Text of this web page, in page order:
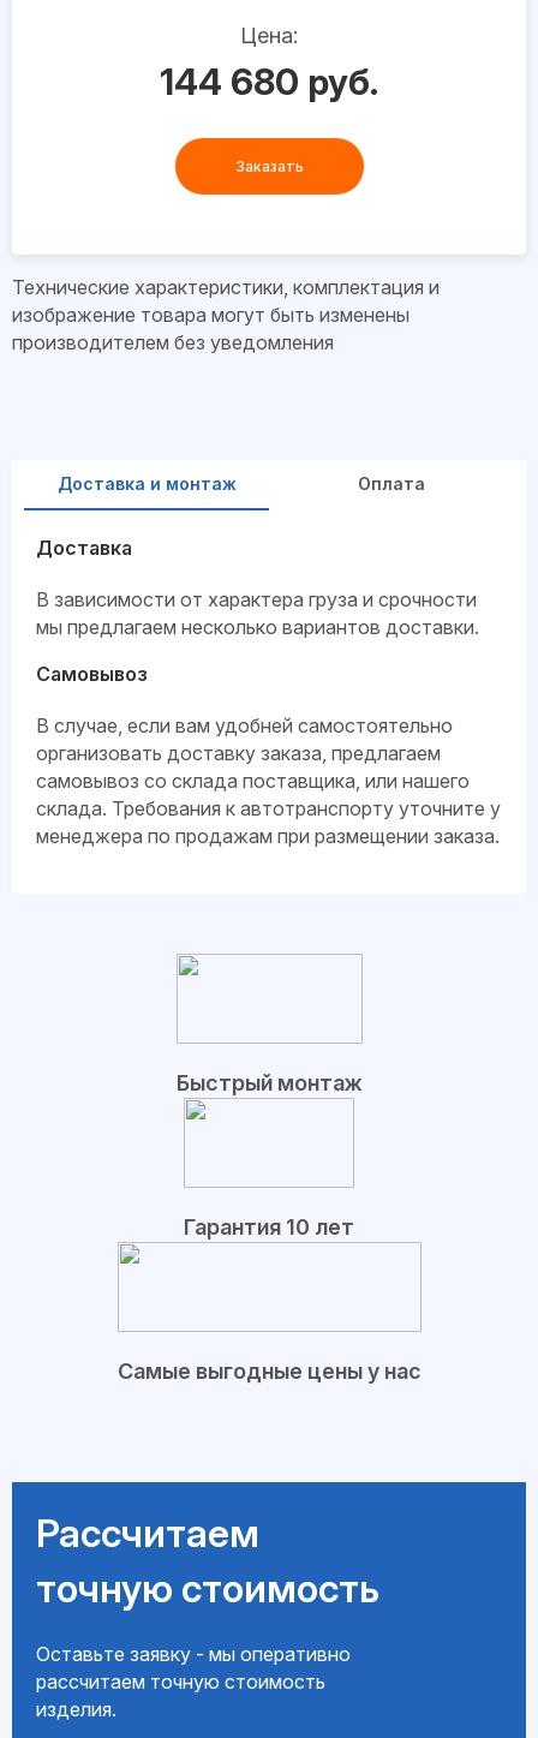
Цена:
144 680 руб.
Заказать
Технические характеристики, комплектация и
изображение товара могут быть изменены
производителем без уведомления
Доставка и монтаж Оплата
Доставка
В зависимости от характера груза и срочности
мы предлагаем несколько вариантов доставки.
Самовывоз
В случае, если вам удобней самостоятельно
организовать доставку заказа, предлагаем
самовывоз со склада поставщика, или нашего
склада. Требования к автотранспорту уточните у
менеджера по продажам при размещении заказа.
Быстрый монтаж
Гарантия 10 лет
Самые выгодные цены у нас
Рассчитаем
точную стоимость
Оставьте заявку - мы оперативно
рассчитаем точную стоимость
изделия.